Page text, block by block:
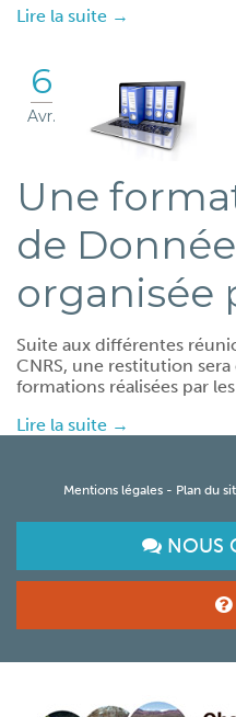
Lire la suite →
6
Avr.
Une
de
organisée
Suite aux différentes
CNRS, une restitution
formations réalisées par
Lire la suite →
Mentions légales- Plan du
NOUS